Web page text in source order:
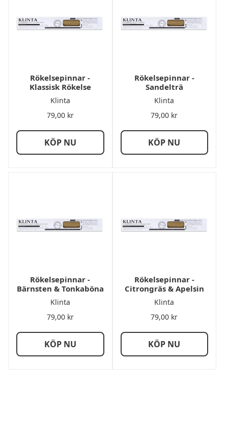
Rökelsepinnar -
Klassisk Rökelse
Klinta
79,00 kr
KÖP NU
Rökelsepinnar -
Sandelträ
Klinta
79,00 kr
KÖP NU
Rökelsepinnar -
Bärnsten & Tonkaböna
Klinta
79,00 kr
KÖP NU
Rökelsepinnar -
Citrongräs & Apelsin
Klinta
79,00 kr
KÖP NU